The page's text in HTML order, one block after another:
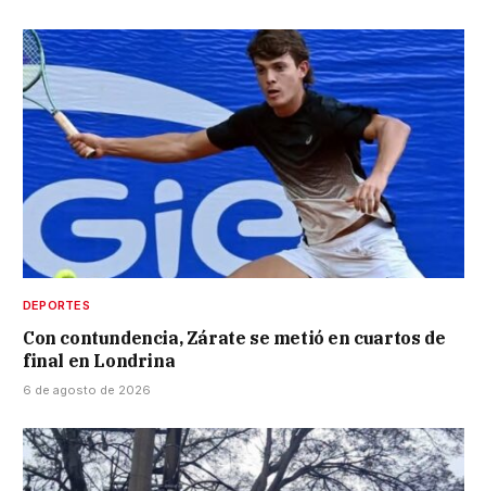
DEPORTES
Con contundencia, Zárate se metió en cuartos de
final en Londrina
6 de agosto de 2026